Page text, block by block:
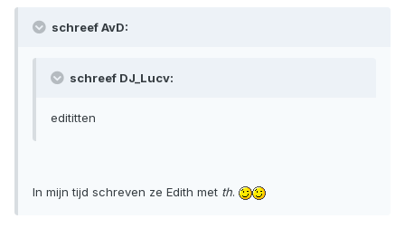
schreef AvD:
schreef DJ_Lucv:
edititten
In mijn tijd schreven ze Edith met th.